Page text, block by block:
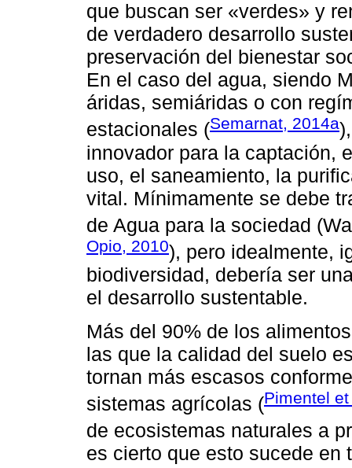
que buscan ser «verdes» y
de verdadero desarrollo
preservación del bienestar
En el caso del agua, siendo
áridas, semiáridas o con
estacionales (Semarnat, 2014a
innovador para la captación,
uso, el saneamiento, la
vital. Mínimamente se debe
de Agua para la sociedad
Opio, 2010), pero idealmente,
biodiversidad, debería ser
el desarrollo sustentable.
Más del 90% de los
las que la calidad del suelo
tornan más escasos
sistemas agrícolas (Pimentel
de ecosistemas naturales a
es cierto que esto sucede en